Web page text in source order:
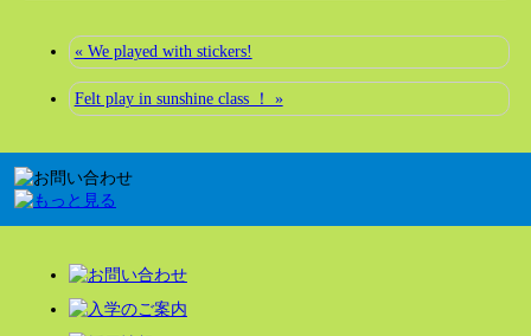
« We played with stickers!
Felt play in sunshine class ！ »